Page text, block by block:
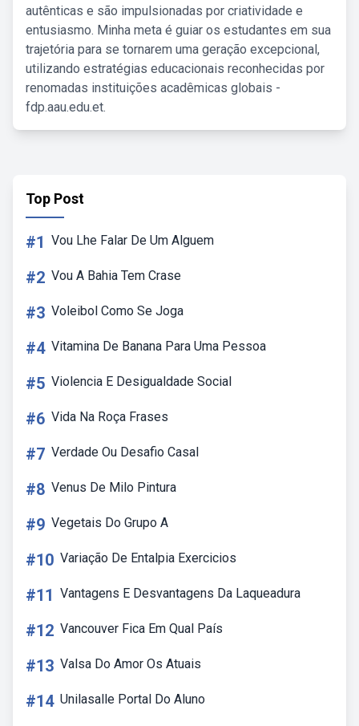
autênticas e são impulsionadas por criatividade e
entusiasmo. Minha meta é guiar os estudantes em sua
trajetória para se tornarem uma geração excepcional,
utilizando estratégias educacionais reconhecidas por
renomadas instituições acadêmicas globais -
fdp.aau.edu.et.
Top Post
#1 Vou Lhe Falar De Um Alguem
#2 Vou A Bahia Tem Crase
#3 Voleibol Como Se Joga
#4 Vitamina De Banana Para Uma Pessoa
#5 Violencia E Desigualdade Social
#6 Vida Na Roça Frases
#7 Verdade Ou Desafio Casal
#8 Venus De Milo Pintura
#9 Vegetais Do Grupo A
#10 Variação De Entalpia Exercicios
#11 Vantagens E Desvantagens Da Laqueadura
#12 Vancouver Fica Em Qual País
#13 Valsa Do Amor Os Atuais
#14 Unilasalle Portal Do Aluno